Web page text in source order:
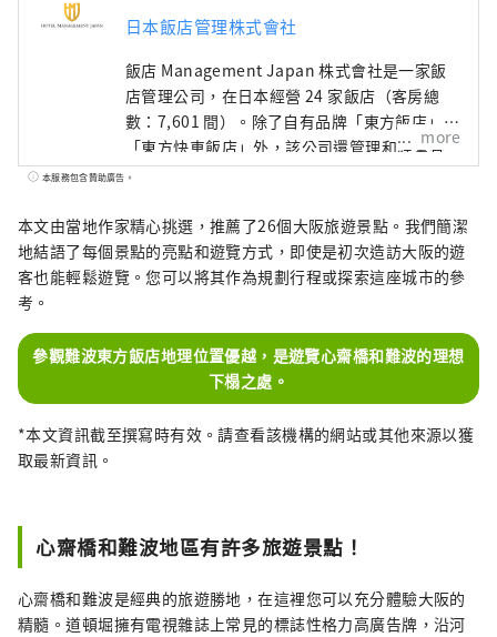
日本飯店管理株式會社
飯店 Management Japan 株式會社是一家飯
店管理公司，在日本經營 24 家飯店（客房總
數：7,601 間）。除了自有品牌「東方飯店」和
「東方快車飯店」外，該公司還管理和經營各
種飯店，包括「希爾頓」、「喜來登」和「日
more
本服務包含贊助廣告。
本文由當地作家精心挑選，推薦了26個大阪旅遊景點。我們簡潔
地結語了每個景點的亮點和遊覽方式，即使是初次造訪大阪的遊
客也能輕鬆遊覽。您可以將其作為規劃行程或探索這座城市的參
考。
參觀難波東方飯店地理位置優越，是遊覽心齋橋和難波的理想
下榻之處。
*本文資訊截至撰寫時有效。請查看該機構的網站或其他來源以獲
取最新資訊。
心齋橋和難波地區有許多旅遊景點！
心齋橋和難波是經典的旅遊勝地，在這裡您可以充分體驗大阪的
精髓。道頓堀擁有電視雜誌上常見的標誌性格力高廣告牌，沿河